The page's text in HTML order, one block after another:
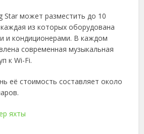
Star может разместить до 10
из которых оборудована
и кондиционерами. В каждом
современная музыкальная
к Wi-Fi.
её стоимость составляет около
яхты